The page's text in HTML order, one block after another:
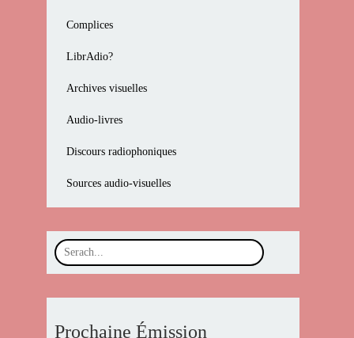
Complices
LibrAdio?
Archives visuelles
Audio-livres
Discours radiophoniques
Sources audio-visuelles
Prochaine Émission